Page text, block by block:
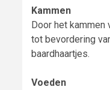
Kammen
Door het
tot bevordering
baardhaartjes.
Voeden